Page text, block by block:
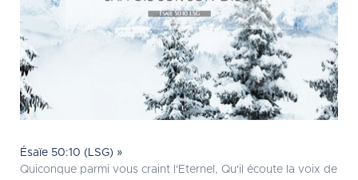
Ésaïe 50:10 (LSG) »
Quiconque parmi vous craint l'Eternel, Qu'il écoute la voix de